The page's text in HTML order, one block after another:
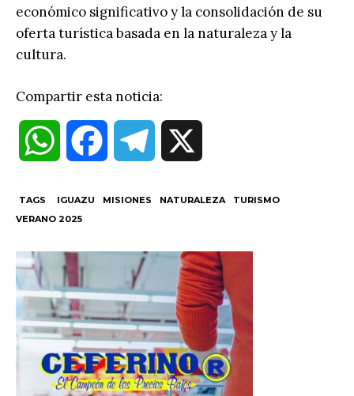
económico significativo y la consolidación de su
oferta turística basada en la naturaleza y la
cultura.
Compartir esta noticia:
W
a
t
s
p
b
o
o
g
r
a
TAGS IGUAZU MISIONES NATURALEZA
TURISMO
VERANO 2025